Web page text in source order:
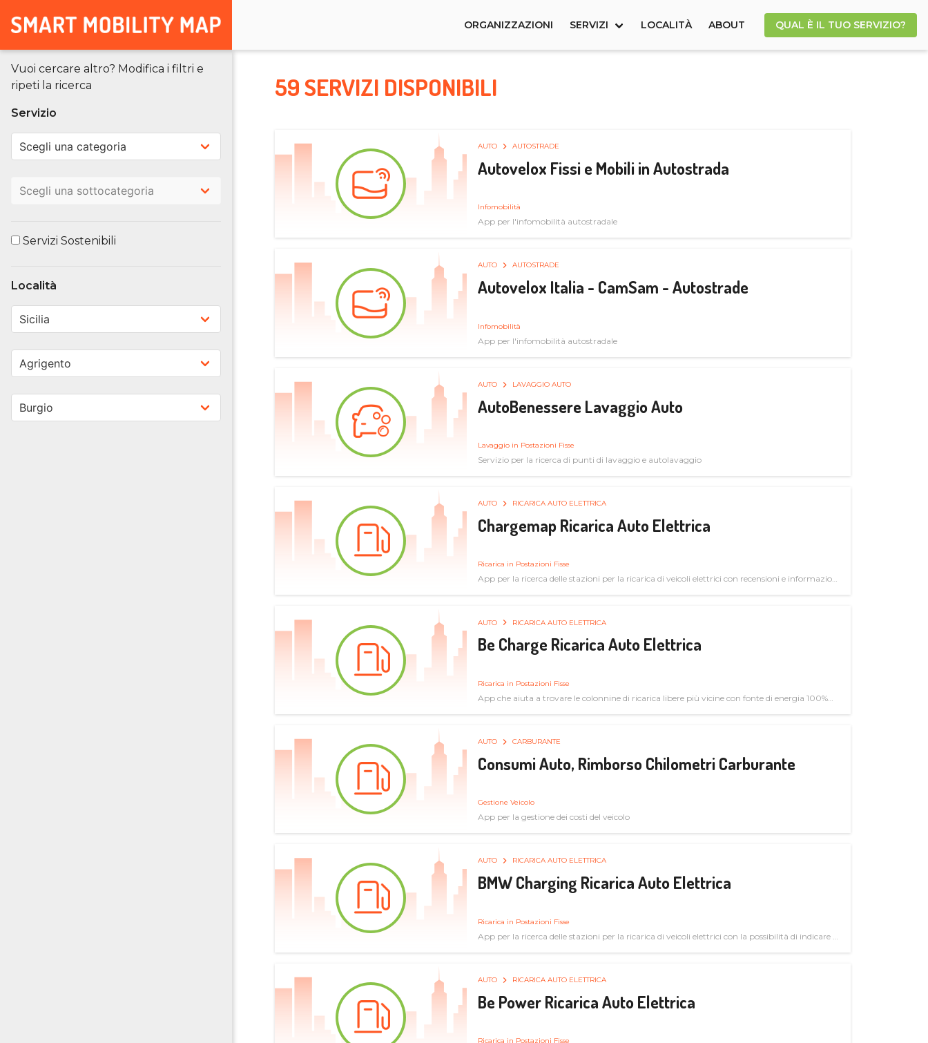
ORGANIZZAZIONI SERVIZI LOCALITÀ ABOUT QUAL È IL TUO SERVIZIO?
Vuoi cercare altro? Modifica i filtri e
ripeti la ricerca
Servizio
Servizi Sostenibili
Località
59 SERVIZI DISPONIBILI
AUTO AUTOSTRADE
Autovelox Fissi e Mobili in Autostrada
Infomobilità
App per l'infomobilità autostradale
AUTO AUTOSTRADE
Autovelox Italia - CamSam - Autostrade
Infomobilità
App per l'infomobilità autostradale
AUTO LAVAGGIO AUTO
AutoBenessere Lavaggio Auto
Lavaggio in Postazioni Fisse
Servizio per la ricerca di punti di lavaggio e autolavaggio
AUTO RICARICA AUTO ELETTRICA
Chargemap Ricarica Auto Elettrica
Ricarica in Postazioni Fisse
App per la ricerca delle stazioni per la ricarica di veicoli elettrici con recensioni e informazioni
AUTO RICARICA AUTO ELETTRICA
Be Charge Ricarica Auto Elettrica
Ricarica in Postazioni Fisse
App che aiuta a trovare le colonnine di ricarica libere più vicine con fonte di energia 100%
AUTO CARBURANTE
Consumi Auto, Rimborso Chilometri Carburante
Gestione Veicolo
App per la gestione dei costi del veicolo
AUTO RICARICA AUTO ELETTRICA
BMW Charging Ricarica Auto Elettrica
Ricarica in Postazioni Fisse
App per la ricerca delle stazioni per la ricarica di veicoli elettrici con la possibilità di indicare le
AUTO RICARICA AUTO ELETTRICA
Be Power Ricarica Auto Elettrica
Ricarica in Postazioni Fisse